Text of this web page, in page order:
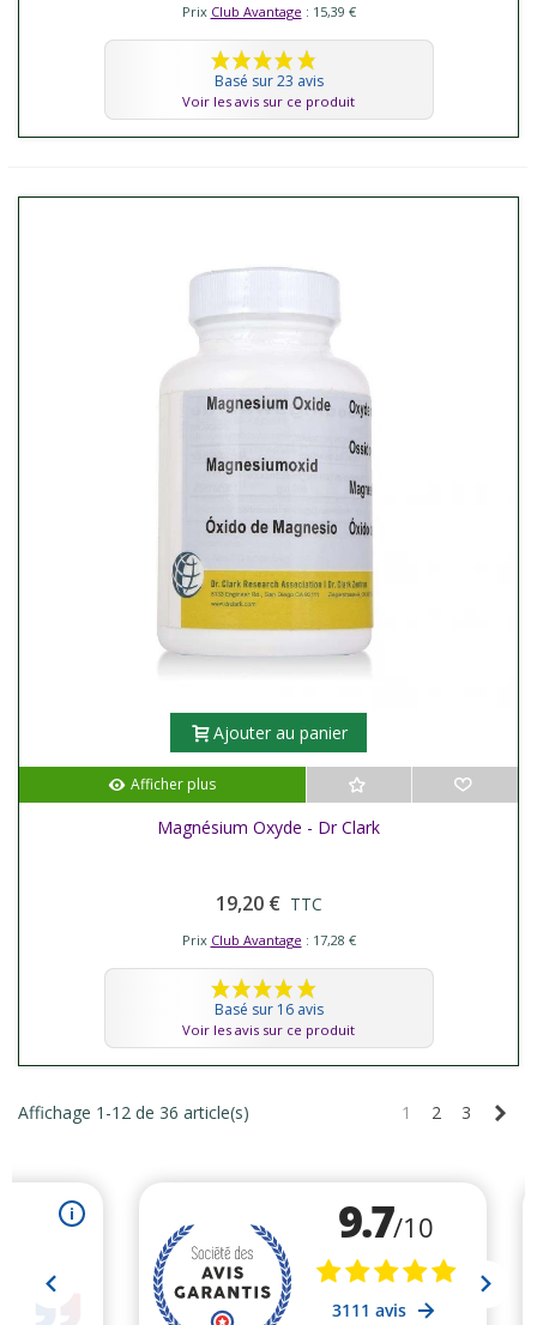
Prix Club Avantage : 15,39 €
Basé sur 23 avis
Voir les avis sur ce produit
Ajouter au panier
Afficher plus
Magnésium Oxyde - Dr Clark
19,20 € TTC
Prix Club Avantage : 17,28 €
Basé sur 16 avis
Voir les avis sur ce produit
Affichage 1-12 de 36 article(s) 1 2 3